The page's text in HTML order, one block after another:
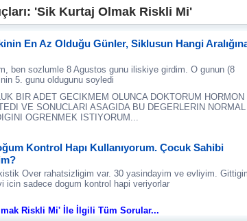
'Sik Kurtaj Olmak Riskli Mi'
En Az Olduğu Günler, Siklusun Hangi
ben sozlumle 8 Agustos gunu iliskiye girdim. O gunun (8
5. gunu oldugunu soyledi
BIR ADET GECIKMEM OLUNCA DOKTORUM HORMON
VE SONUCLARI ASAGIDA BU DEGERLERIN NORMAL
OGRENMEK ISTIYORUM...
Kontrol Hapı Kullanıyorum. Çocuk Sahibi
Over rahatsizligim var. 30 yasindayim ve evliyim.
icin sadece dogum kontrol hapi veriyorlar
Riskli Mi' İle İlgili Tüm Sorular...